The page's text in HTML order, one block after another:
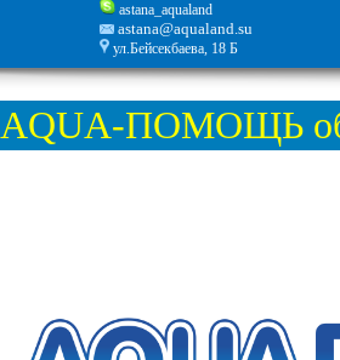
astana_aqualand
astana@aqualand.su
ул.Бейсекбаева, 18 Б
AQUA-ПОМОЩЬ